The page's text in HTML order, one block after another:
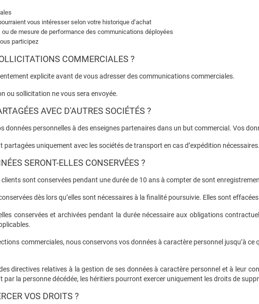
vous intéresser selon votre historique d’achat
de mesure de performance des communications déployées
participez
COMMERCIALES ?
explicite avant de vous adresser des communications commerciales.
ou sollicitation ne vous sera envoyée.
AVEC D'AUTRES SOCIÉTÉS ?
données personnelles à des enseignes partenaires dans un but commercial. Vos
partagées uniquement avec les sociétés de transport en cas d’expédition nécessaires.
SERONT-ELLES CONSERVÉES ?
sont conservées pendant une durée de 10 ans à compter de sont
dès lors qu’elles sont nécessaires à la finalité poursuivie. Elles sont
conservées et archivées pendant la durée nécessaire aux obligations
commerciales, nous conservons vos données à caractère personnel jusqu’à
directives relatives à la gestion de ses données à caractère personnel et à leur
la personne décédée, les héritiers pourront exercer uniquement les droits de
VOS DROITS ?